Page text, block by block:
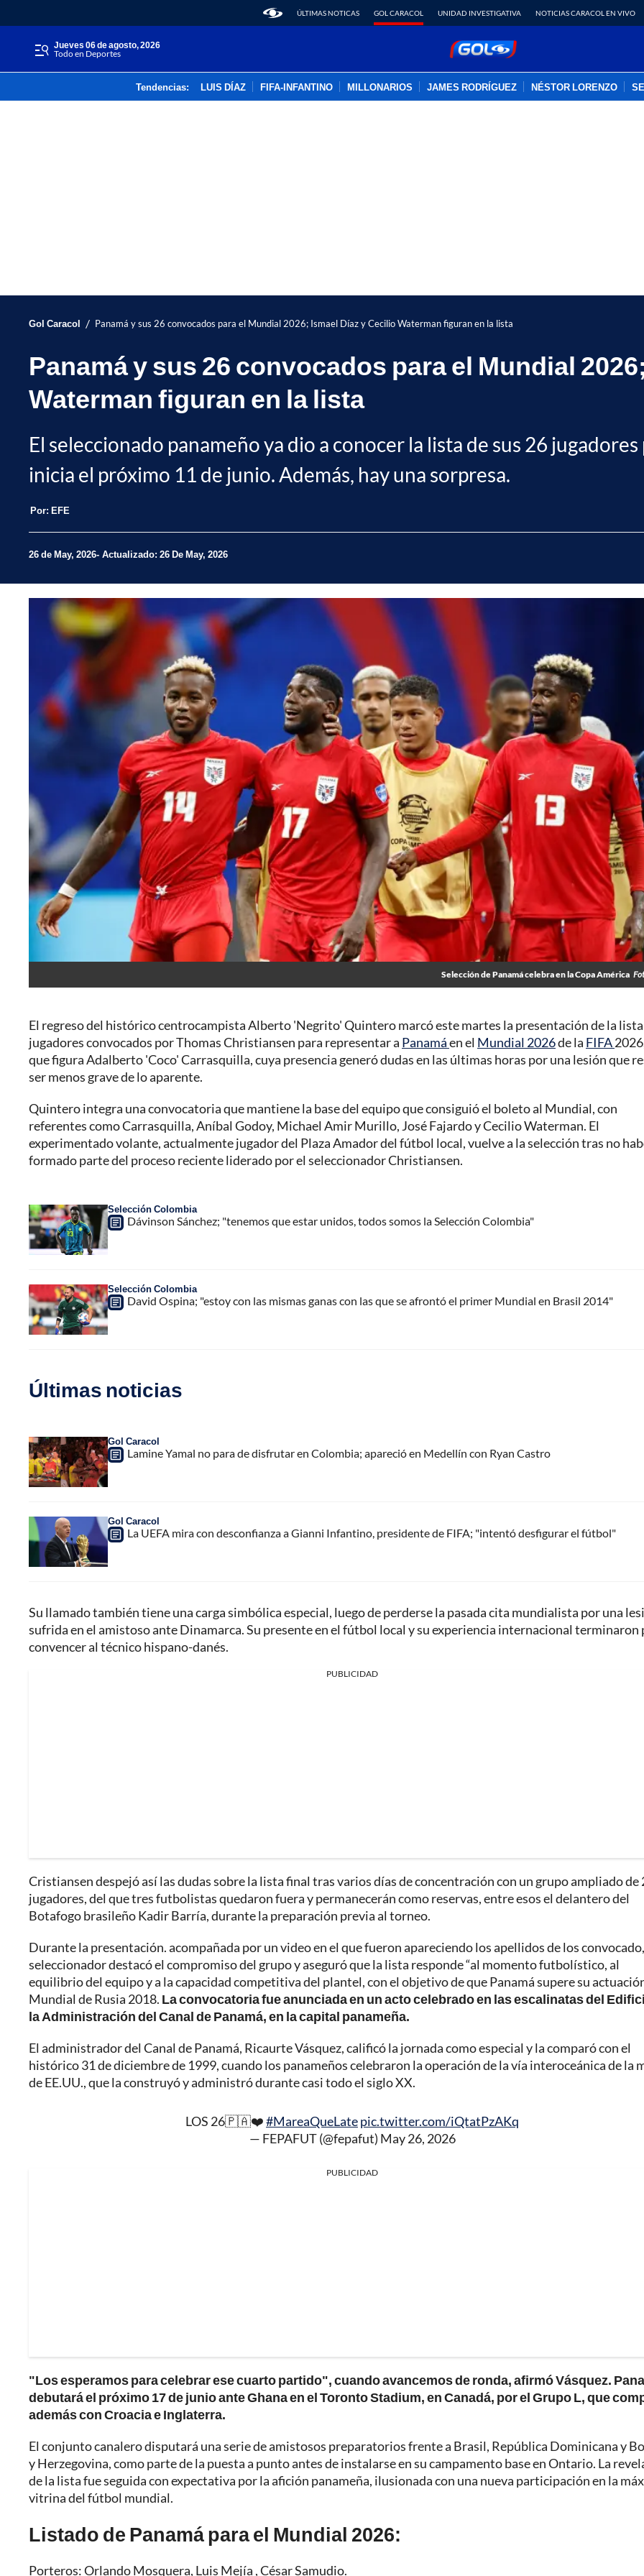
ÚLTIMAS NOTICAS GOL CARACOL UNIDAD INVESTIGATIVA NOTICIAS CARACOL EN VIVO
jueves 06 de agosto, 2026
Todo en Deportes
Tendencias: LUIS DÍAZ FIFA-INFANTINO MILLONARIOS JAMES RODRÍGUEZ NÉSTOR LORENZO
Gol Caracol / Panamá y sus 26 convocados para el Mundial 2026; Ismael Díaz y Cecilio Waterman figuran en la lista
Panamá y sus 26 convocados para el Mundial
Waterman figuran en la lista
El seleccionado panameño ya dio a conocer la lista de sus 26
inicia el próximo 11 de junio. Además, hay una sorpresa.
Por: EFE
26 de May, 2026 Actualizado: 26 De May, 2026
Selección de Panamá celebra en la Copa América
El regreso del histórico centrocampista Alberto 'Negrito' Quintero marcó este martes la presentación de la
jugadores convocados por Thomas Christiansen para representar a Panamáen el Mundial 2026de la FIFA
que figura Adalberto 'Coco' Carrasquilla, cuya presencia generó dudas en las últimas horas por una lesión que
ser menos grave de lo aparente.
Quintero integra una convocatoria que mantiene la base del equipo que consiguió el boleto al Mundial, con
referentes como Carrasquilla, Aníbal Godoy, Michael Amir Murillo, José Fajardo y Cecilio Waterman. El
experimentado volante, actualmente jugador del Plaza Amador del fútbol local, vuelve a la selección tras no
formado parte del proceso reciente liderado por el seleccionador Christiansen.
Selección Colombia
Dávinson Sánchez; "tenemos que estar unidos, todos somos la Selección Colombia"
Selección Colombia
David Ospina; "estoy con las mismas ganas con las que se afrontó el primer Mundial en Brasil 2014"
Últimas noticias
Gol Caracol
Lamine Yamal no para de disfrutar en Colombia; apareció en Medellín con Ryan Castro
Gol Caracol
La UEFA mira con desconfianza a Gianni Infantino, presidente de FIFA; "intentó desfigurar el fútbol"
Su llamado también tiene una carga simbólica especial, luego de perderse la pasada cita mundialista por una
sufrida en el amistoso ante Dinamarca. Su presente en el fútbol local y su experiencia internacional terminaron
convencer al técnico hispano-danés.
PUBLICIDAD
Cristiansen despejó así las dudas sobre la lista final tras varios días de concentración con un grupo ampliado de
jugadores, del que tres futbolistas quedaron fuera y permanecerán como reservas, entre esos el delantero del
Botafogo brasileño Kadir Barría, durante la preparación previa al torneo.
Durante la presentación. acompañada por un video en el que fueron apareciendo los apellidos de los
seleccionador destacó el compromiso del grupo y aseguró que la lista responde “al momento futbolístico, al
equilibrio del equipo y a la capacidad competitiva del plantel, con el objetivo de que Panamá supere su
Mundial de Rusia 2018. La convocatoria fue anunciada en un acto celebrado en las escalinatas del
la Administración del Canal de Panamá, en la capital panameña.
El administrador del Canal de Panamá, Ricaurte Vásquez, calificó la jornada como especial y la comparó con el
histórico 31 de diciembre de 1999, cuando los panameños celebraron la operación de la vía interoceánica de la
de EE.UU., que la construyó y administró durante casi todo el siglo XX.
LOS 26🇵🇦❤️#MareaQueLatepic.twitter.com/iQtatPzAKq
— FEPAFUT (@fepafut) May 26, 2026
PUBLICIDAD
"Los esperamos para celebrar ese cuarto partido", cuando avancemos de ronda, afirmó Vásquez.
debutará el próximo 17 de junio ante Ghana en el Toronto Stadium, en Canadá, por el Grupo L, que
además con Croacia e Inglaterra.
El conjunto canalero disputará una serie de amistosos preparatorios frente a Brasil, República Dominicana y
y Herzegovina, como parte de la puesta a punto antes de instalarse en su campamento base en Ontario. La
de la lista fue seguida con expectativa por la afición panameña, ilusionada con una nueva participación en la
vitrina del fútbol mundial.
Listado de Panamá para el Mundial 2026:
Porteros: Orlando Mosquera, Luis Mejía , César Samudio.